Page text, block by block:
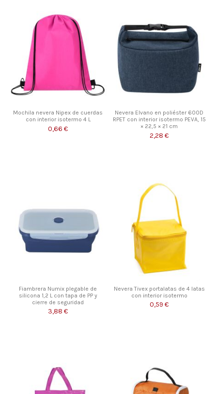
Mochila nevera Nipex de cuerdas
con interior isotermo 4 L
0,66 €
Nevera Elvano en poliéster 600D
RPET con interior isotermo PEVA, 15
× 22,5 × 21 cm
2,28 €
Fiambrera Numix plegable de
silicona 1,2 L con tapa de PP y
cierre de seguridad
3,88 €
Nevera Tivex portalatas de 4 latas
con interior isotermo
0,59 €